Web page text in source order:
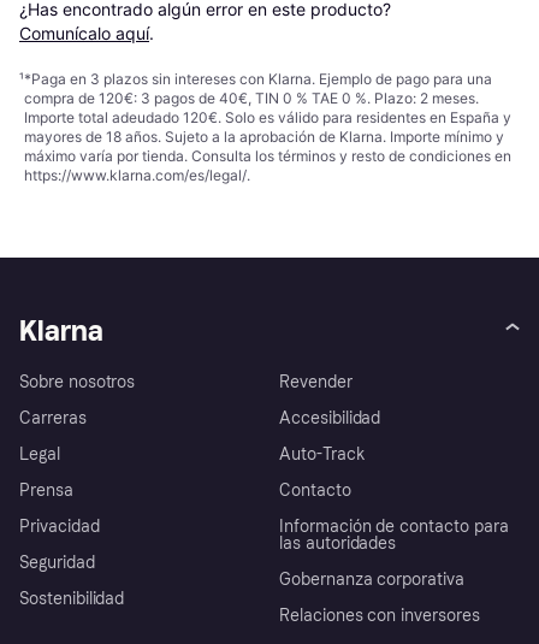
¿Has encontrado algún error en este producto?
Comunícalo aquí.
¹*Paga en 3 plazos sin intereses con Klarna. Ejemplo de pago para una
compra de 120€: 3 pagos de 40€, TIN 0 % TAE 0 %. Plazo: 2 meses.
Importe total adeudado 120€. Solo es válido para residentes en España y
mayores de 18 años. Sujeto a la aprobación de Klarna. Importe mínimo y
máximo varía por tienda. Consulta los términos y resto de condiciones en
https://www.klarna.com/es/legal/.
Klarna
Sobre nosotros
Carreras
Legal
Prensa
Privacidad
Seguridad
Sostenibilidad
Revender
Accesibilidad
Auto-Track
Contacto
Información de contacto para
las autoridades
Gobernanza corporativa
Relaciones con inversores